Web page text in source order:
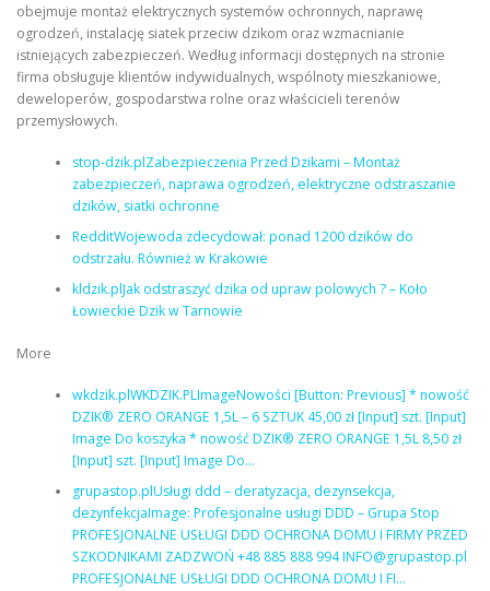
obejmuje montaż elektrycznych systemów ochronnych, naprawę
ogrodzeń, instalację siatek przeciw dzikom oraz wzmacnianie
istniejących zabezpieczeń. Według informacji dostępnych na stronie
firma obsługuje klientów indywidualnych, wspólnoty mieszkaniowe,
deweloperów, gospodarstwa rolne oraz właścicieli terenów
przemysłowych.
stop-dzik.plZabezpieczenia Przed Dzikami – Montaż
zabezpieczeń, naprawa ogrodzeń, elektryczne odstraszanie
dzików, siatki ochronne
RedditWojewoda zdecydował: ponad 1200 dzików do
odstrzału. Również w Krakowie
kldzik.plJak odstraszyć dzika od upraw polowych ? – Koło
Łowieckie Dzik w Tarnowie
More
wkdzik.plWKDZIK.PLImageNowości [Button: Previous] * nowość
DZIK® ZERO ORANGE 1,5L – 6 SZTUK 45,00 zł [Input] szt. [Input]
Image Do koszyka * nowość DZIK® ZERO ORANGE 1,5L 8,50 zł
[Input] szt. [Input] Image Do…
grupastop.plUsługi ddd – deratyzacja, dezynsekcja,
dezynfekcjaImage: Profesjonalne usługi DDD – Grupa Stop
PROFESJONALNE USŁUGI DDD OCHRONA DOMU I FIRMY PRZED
SZKODNIKAMI ZADZWOŃ +48 885 888 994 INFO@grupastop.pl
PROFESJONALNE USŁUGI DDD OCHRONA DOMU I FI…